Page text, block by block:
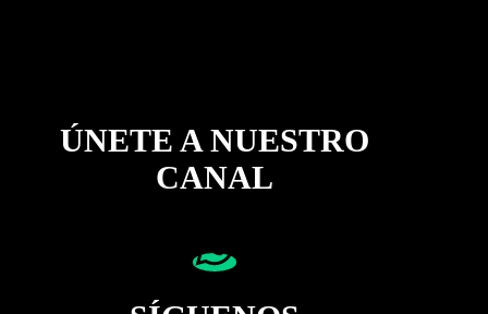
ÚNETE A NUESTRO
CANAL